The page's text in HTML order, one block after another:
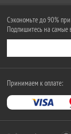
Сэкономьте до 90%
Подпишитесь на самые
Принимаем к оплате: